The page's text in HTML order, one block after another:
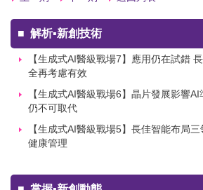
■解析▪新創技術
【生成式AI醫級戰場7】應用仍在試錯
全再考慮有效
【生成式AI醫級戰場6】晶片發展影響AI
仍不可取代
【生成式AI醫級戰場5】長佳智能布局三
健康管理
■掌握▪新創動態